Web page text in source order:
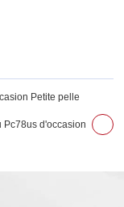
Petite pelle
Pc78us d'occasion